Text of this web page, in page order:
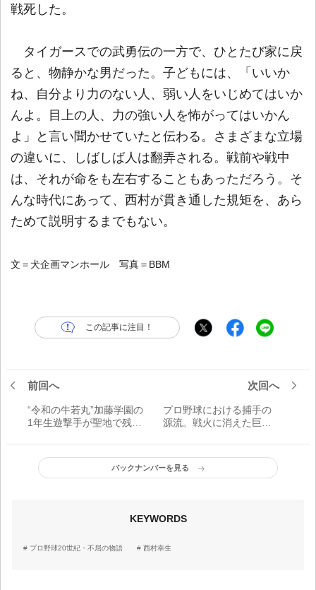
戦死した。
タイガースでの武勇伝の一方で、ひとたび家に戻
ると、物静かな男だった。子どもには、「いいか
ね、自分より力のない人、弱い人をいじめてはいか
んよ。目上の人、力の強い人を怖がってはいかん
よ」と言い聞かせていたと伝わる。さまざまな立場
の違いに、しばしば人は翻弄される。戦前や戦中
は、それが命をも左右することもあっただろう。そ
んな時代にあって、西村が貫き通した規矩を、あら
ためて説明するまでもない。
文＝犬企画マンホール 写真＝BBM
この記事に注目！
前回へ
“令和の牛若丸”加藤学園の
1年生遊撃手が聖地で残し
園交流試合リポートVol.6
次回へ
プロ野球における捕手の
源流。戦火に消えた巨
ロ野球20世紀・不屈の物
語【1938～44年】
バックナンバーを見る
KEYWORDS
プロ野球20世紀・不屈の物語 西村幸生